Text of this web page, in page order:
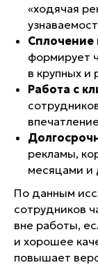
«ходячая
формирует
в крупных и
Работа с
рекламы,
месяцами и
По данным
сотрудников
вне работы,
и хорошее
повышает